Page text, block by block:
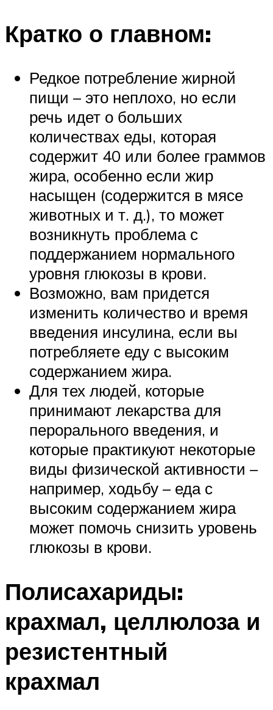
Кратко о главном:
Редкое потребление жирной
пищи – это неплохо, но если
речь идет о больших
количествах еды, которая
содержит 40 или более граммов
жира, особенно если жир
насыщен (содержится в мясе
животных и т. д.), то может
возникнуть проблема с
поддержанием нормального
уровня глюкозы в крови.
Возможно, вам придется
изменить количество и время
введения инсулина, если вы
потребляете еду с высоким
содержанием жира.
Для тех людей, которые
принимают лекарства для
перорального введения, и
которые практикуют некоторые
виды физической активности –
например, ходьбу – еда с
высоким содержанием жира
может помочь снизить уровень
глюкозы в крови.
Полисахариды:
крахмал, целлюлоза и
резистентный
крахмал